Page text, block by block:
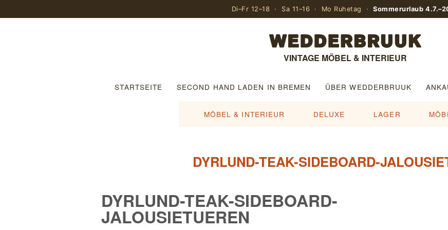
Di–Fr 12–18 · Sa 11–16 · Mo Ruhetag ·Sommerurlaub
VINTAGE MÖBEL & INTERIEUR
STARTSEITE SECOND HAND LADEN IN BREMEN ÜBER WEDDERBRUUK
MÖBEL & INTERIEUR DELUXE LAGER
DYRLUND-TEAK-SIDEBOARD-
DYRLUND-TEAK-SIDEBOARD-
JALOUSIETUEREN